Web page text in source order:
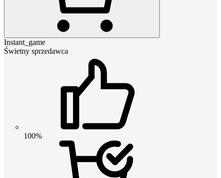
Instant_game
Świetny sprzedawca
100%